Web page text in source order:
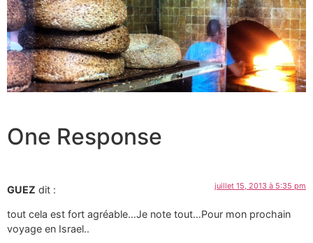
One Response
GUEZ dit : juillet 15, 2013 à 5:35 pm
tout cela est fort agréable…Je note tout…Pour mon prochain
voyage en Israel..